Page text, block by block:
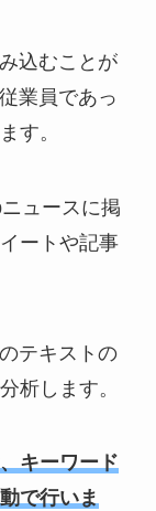
込むことが
業員であっ
す。
ュースに掲
ートや記事
テキストの
析します。
キーワード
で行いま